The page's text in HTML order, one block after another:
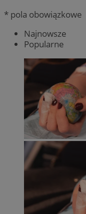
* pola obowiązkowe
Najnowsze
Popularne